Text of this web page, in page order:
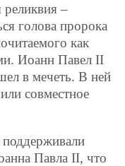
реликвия –
голова пророка
как
Иоанн Павел II
в мечеть. В ней
совместное
поддерживали
Павла II, что